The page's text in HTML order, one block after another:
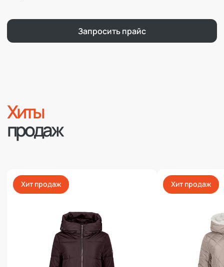
Запросить прайс
Хиты
продаж
Хит продаж Хит продаж